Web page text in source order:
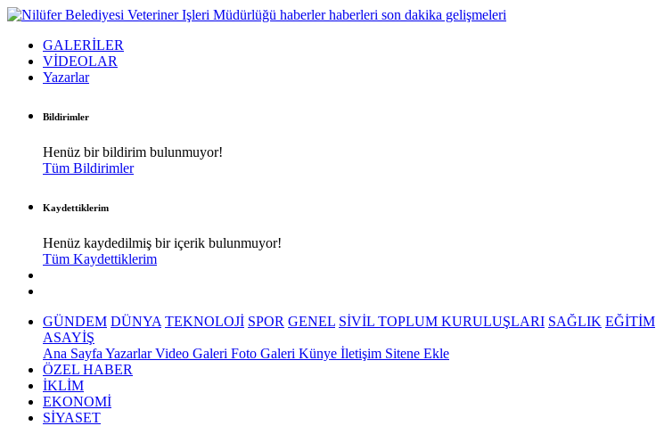
GALERİLER
VİDEOLAR
Yazarlar
Bildirimler
Henüz bir bildirim bulunmuyor!
Tüm Bildirimler
Kaydettiklerim
Henüz kaydedilmiş bir içerik bulunmuyor!
Tüm Kaydettiklerim
GÜNDEM DÜNYA TEKNOLOJİ SPOR GENEL SİVİL TOPLUM KURULUŞLARI SAĞLIK EĞİTİM
ASAYİŞ
Ana Sayfa YazarlarVideo Galeri Foto Galeri Künye İletişim Sitene Ekle
ÖZEL HABER
İKLİM
EKONOMİ
SİYASET